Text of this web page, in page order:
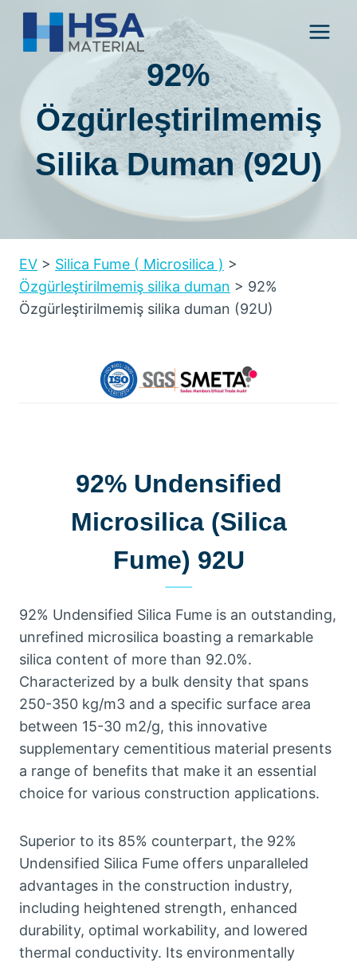
İçeriğe
92%
Özgürleştirilmemiş
Silika Duman (92U)
EV > Silica Fume ( Microsilica ) >
Özgürleştirilmemiş silika duman > 92%
Özgürleştirilmemiş silika duman (92U)
92% Undensified
Microsilica(Silica
Fume) 92U
92% Undensified Silica Fume is an outstanding,
unrefined microsilica boasting a remarkable
silica content of more than 92.0%.
Characterized by a bulk density that spans
250-350 kg/m3 and a specific surface area
between 15-30 m2/g, this innovative
supplementary cementitious material presents
a range of benefits that make it an essential
choice for various construction applications.
Superior to its 85% counterpart, the 92%
Undensified Silica Fume offers unparalleled
advantages in the construction industry,
including heightened strength, enhanced
durability, optimal workability, and lowered
thermal conductivity. Its environmentally